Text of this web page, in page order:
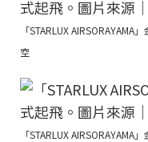
「STARLUX
空
「STARLUX